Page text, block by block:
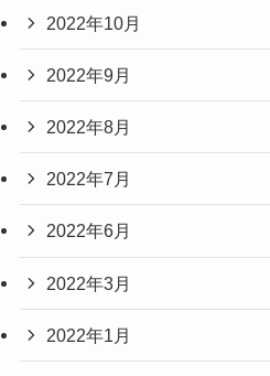
2022年10月
2022年9月
2022年8月
2022年7月
2022年6月
2022年3月
2022年1月